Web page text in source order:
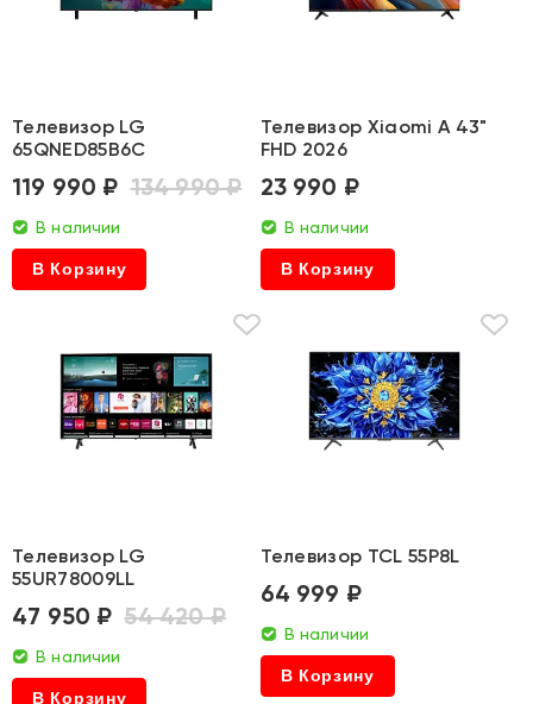
Телевизор LG
65QNED85B6C
119 990 ₽ 134 990 ₽
В наличии
В Корзину
Телевизор Xiaomi A 43"
FHD 2026
23 990 ₽
В наличии
В Корзину
Телевизор LG
55UR78009LL
47 950 ₽ 54 420 ₽
В наличии
В Корзину
Телевизор TCL 55P8L
64 999 ₽
В наличии
В Корзину